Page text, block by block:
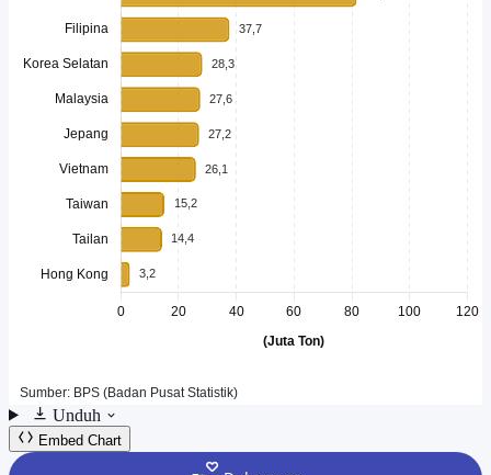
Unduh
Embed Chart